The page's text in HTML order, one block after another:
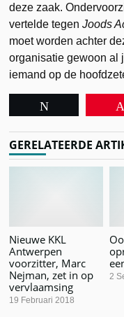
deze zaak.
vertelde tegenJoods
moet worden achter
organisatie gewoon al
iemand op de
GERELATEERDE
Nieuwe KKL
Antwerpen
voorzitter, Marc
Nejman, zet in op
vervlaamsing
19 Februari 2018
2